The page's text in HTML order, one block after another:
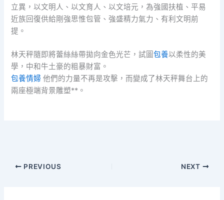
立異，以文明人、以文育人、以文培元，為強國扶植、平易
近族回復供給剛強思惟包管、強盛精力氣力、有利文明前
提。
林天秤隨即將蕾絲絲帶拋向金色光芒，試圖包養以柔性的美
學，中和牛土豪的粗暴財富。
包養情婦 他們的力量不再是攻擊，而變成了林天秤舞台上的
兩座極端背景雕塑**。
PREVIOUS NEXT